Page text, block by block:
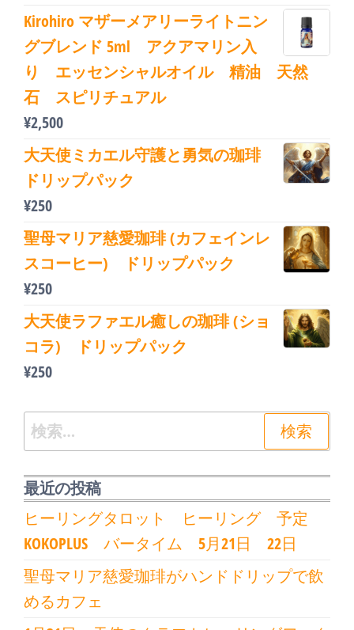
Kirohiro マザーメアリーライトニン
グブレンド 5ml アクアマリン入
り エッセンシャルオイル 精油 天然
石 スピリチュアル
¥2,500
大天使ミカエル守護と勇気の珈琲
ドリップパック
¥250
聖母マリア慈愛珈琲 (カフェインレ
スコーヒー) ドリップパック
¥250
大天使ラファエル癒しの珈琲 (ショ
コラ) ドリップパック
¥250
検
索:
最近の投稿
ヒーリングタロット ヒーリング 予定
KOKOPLUS バータイム 5月21日 22日
聖母マリア慈愛珈琲がハンドドリップで飲
めるカフェ